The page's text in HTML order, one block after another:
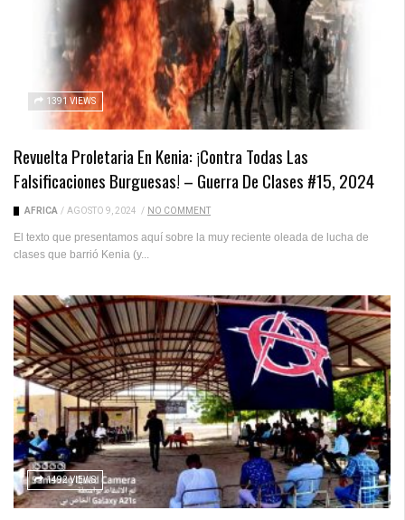
1391 VIEWS
Revuelta Proletaria En Kenia: ¡Contra Todas Las
Falsificaciones Burguesas! – Guerra De Clases #15, 2024
ÁFRICA / AGOSTO 9, 2024 / NO COMMENT
El texto que presentamos aquí sobre la muy reciente oleada de lucha de
clases que barrió Kenia (y...
1492 VIEWS